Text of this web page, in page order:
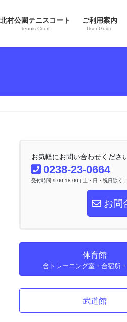
北村公園テニスコート
Tennis Court
ご利用案内
User Guide
お気軽にお問い合わせください
0238-23-0664
受付時間 9:00-18:00 [ 土・日・祝日除く ]
お問
体育館
含トレーニング室・合宿所
武道館